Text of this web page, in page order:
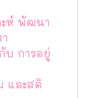
ะห์ พัฒนา
บ การอยู่
และสติ